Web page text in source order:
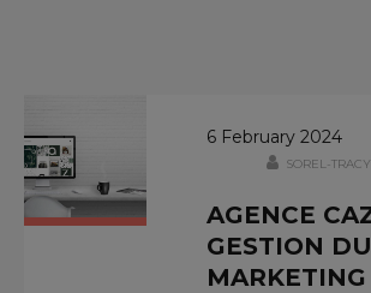
6 February 2024
SOREL-
AGENCE
GESTION DU